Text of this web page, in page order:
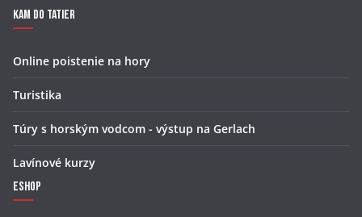
Kam do Tatier
Online poistenie na hory
Turistika
Túry s horským vodcom - výstup na Gerlach
Lavínové kurzy
Eshop